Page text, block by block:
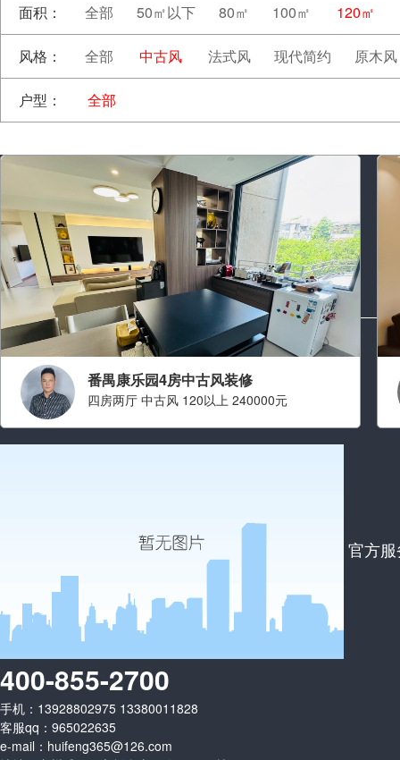
面积： 全部 50㎡以下 80㎡ 100㎡ 120㎡
风格： 全部 中古风 法式风 现代简约 原木风
户型： 全部
番禺康乐园4房中古风装修
四房两厅 中古风 120以上 240000元
从业经验： 从业十二年
擅长风格：
式,中古,轻奢,原木
看ta的案例
官方
400-855-2700
手机：13928802975 13380011828
客服qq：965022635
e-mail： huifeng365@126.com